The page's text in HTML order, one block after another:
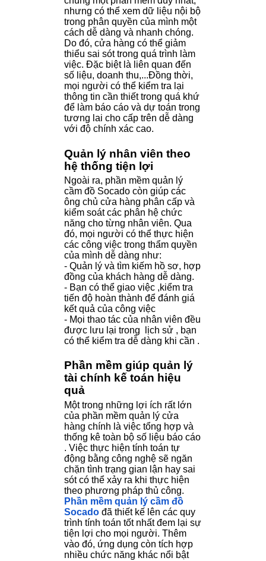
nhưng có thể xem dữ liệu nội bộ
trong phân quyền của mình một
cách dễ dàng và nhanh chóng.
Do đó, cửa hàng có thể giảm
thiểu sai sót trong quá trình làm
việc. Đặc biệt là liên quan đến
số liệu, doanh thu,...Đồng thời,
mọi người có thể kiểm tra lại
thông tin cần thiết trong quá khứ
để làm báo cáo và dự toán trong
tương lai cho cấp trên dễ dàng
với độ chính xác cao.
Quản lý nhân viên theo
hệ thống tiện lợi
Ngoài ra, phần mềm quản lý
cầm đồ Socado còn giúp các
ông chủ cửa hàng phân cấp và
kiểm soát các phân hệ chức
năng cho từng nhân viên. Qua
đó, mọi người có thể thực hiện
các công việc trong thẩm quyền
của mình dễ dàng như:
- Quản lý và tìm kiếm hồ sơ, hợp
đồng của khách hàng dễ dàng.
- Bạn có thể giao việc ,kiểm tra
tiến độ hoàn thành để đánh giá
kết quả của công việc
- Mọi thao tác của nhân viên đều
được lưu lại trong lịch sử , bạn
có thể kiểm tra dễ dàng khi cần .
Phần mềm giúp quản lý
tài chính kế toán hiệu
quả
Một trong những lợi ích rất lớn
của phần mềm quản lý cửa
hàng chính là việc tổng hợp và
thống kê toàn bộ số liệu báo cáo
. Việc thực hiện tính toán tự
động bằng công nghệ sẽ ngăn
chặn tình trạng gian lận hay sai
sót có thể xảy ra khi thực hiện
theo phương pháp thủ công.
Phần mềm quản lý cầm đồ
Socado đã thiết kế lên các quy
trình tính toán tốt nhất đem lại sự
tiện lợi cho mọi người. Thêm
vào đó, ứng dụng còn tích hợp
nhiều chức năng khác nổi bật